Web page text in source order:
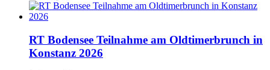
RT Bodensee Teilnahme am Oldtimerbrunch in
Konstanz 2026